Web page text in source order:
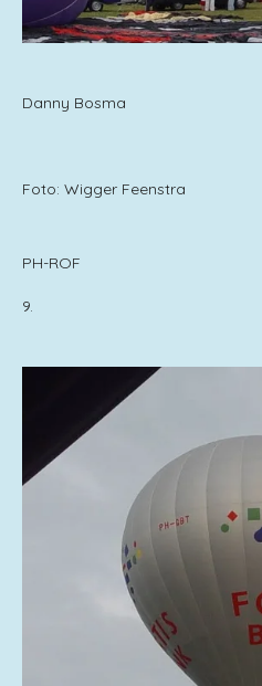
Danny Bosma
Foto: Wigger Feenstra
PH-ROF
9.